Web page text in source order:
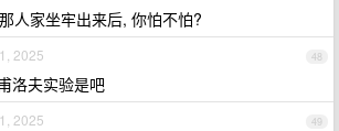
那人家坐牢出来后, 你怕不怕?
48
2025
洛夫实验是吧
49
2025